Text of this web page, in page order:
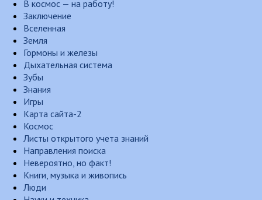
В космос — на работу!
Заключение
Вселенная
Земля
Гормоны и железы
Дыхательная система
Зубы
Знания
Игры
Карта сайта-2
Космос
Листы открытого учета знаний
Направления поиска
Невероятно, но факт!
Книги, музыка и живопись
Люди